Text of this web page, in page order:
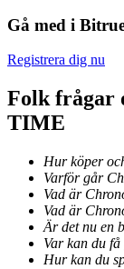
Guide
Futures
Gå med i
Registrera dig nu
Folk frågar
TIME
Hur köper
Varför går
Vad är
Vad är
Är det nu en
Var kan du
Hur kan du